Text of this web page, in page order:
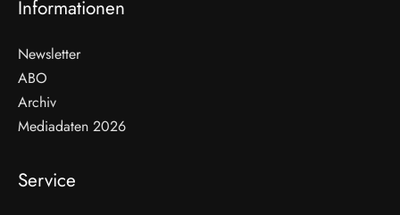
Informationen
Newsletter
ABO
Archiv
Mediadaten 2026
Service